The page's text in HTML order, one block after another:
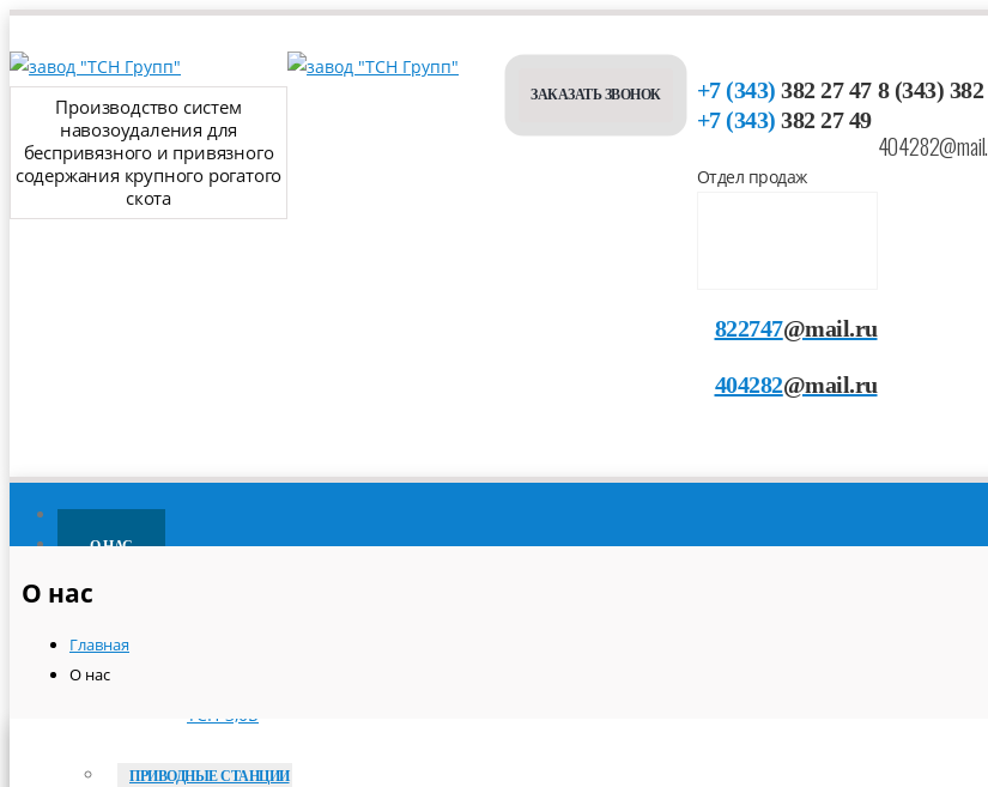
Производство систем
навозоудаления для
беспривязного и привязного
содержания крупного рогатого
скота
ЗАКАЗАТЬ ЗВОНОК +7 (343) 382 27 47
+7 (343) 382 27 49
Отдел продаж
822747@mail.ru
404282@mail.ru
8 (343)
О НАС
ТСН-3,0Б
ПРИВОДНЫЕ СТАНЦИИ
О нас
Главная
О нас